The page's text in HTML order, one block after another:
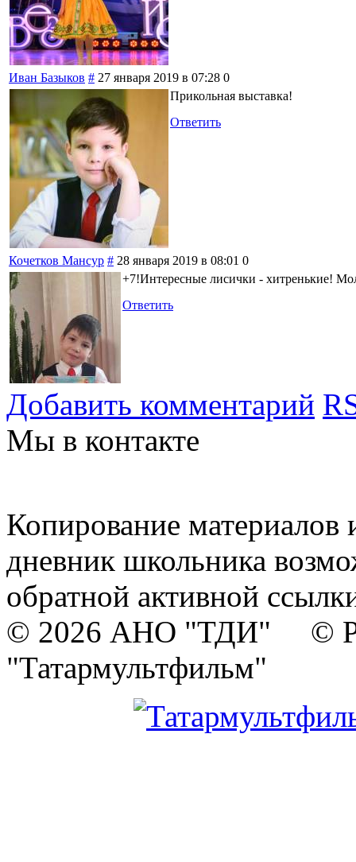
Иван Базыков # 27 января 2019 в 07:28 0
Прикольная выставка!
Ответить
Кочетков Мансур # 28 января 2019 в 08:01 0
+7!Интересные лисички - хитренькие!
Ответить
Добавить комментарий
Мы в контакте
Копирование материалов
дневник школьника
обратной активной
© 2026 АНО "ТДИ" ©
"Татармультфильм"